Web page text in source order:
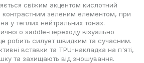
свіжим акцентом кислотний
контрастним зеленим елементом, при
у теплих нейтральних тонах.
saddle-переходу візуально
робить силует швидким та сучасним.
вставки та TPU-накладка на п'яті,
та захищають від зношування.